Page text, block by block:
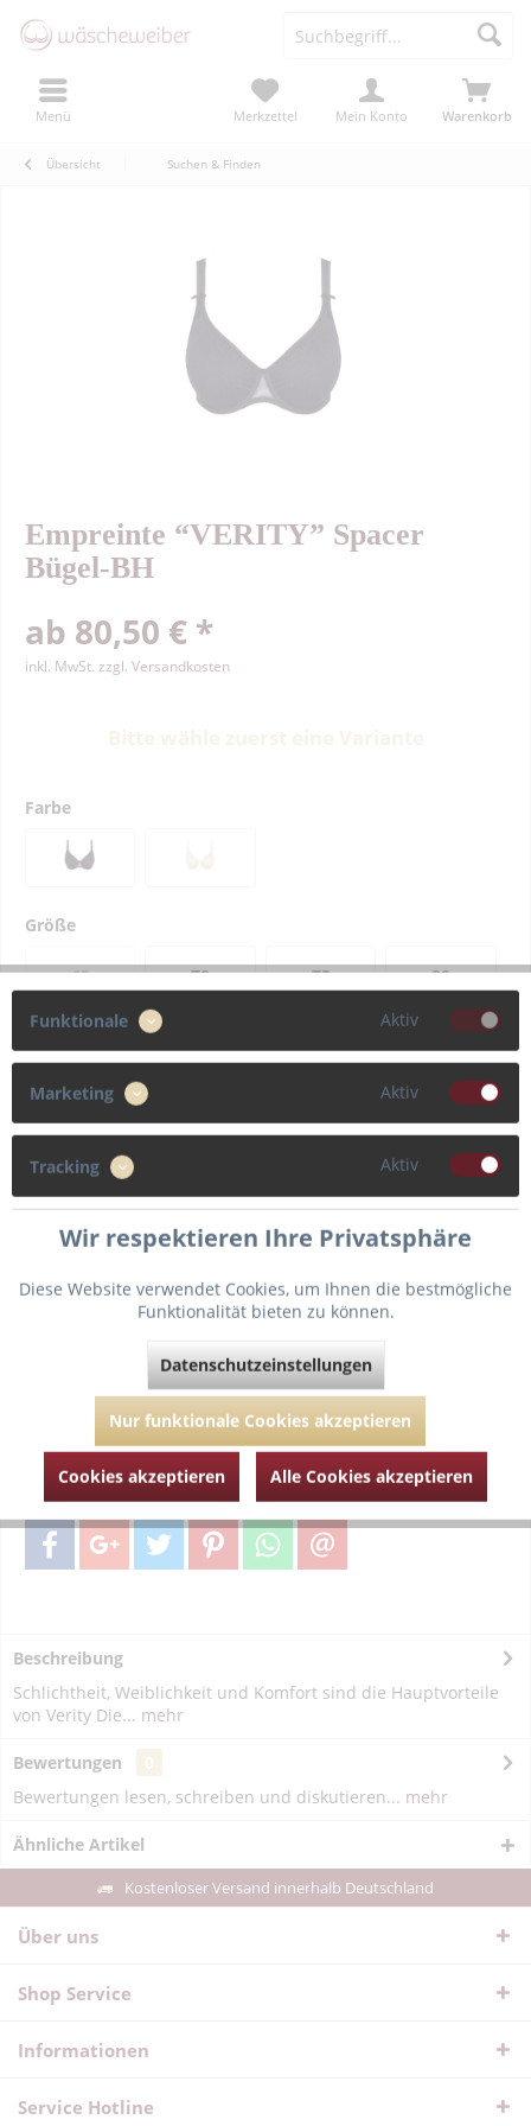
Menü Warenkorb
Merkzettel Mein Konto
Übersicht Suchen & Finden
Empreinte “VERITY” Spacer
Bügel-BH
ab 80,50 € *
inkl. MwSt. zzgl. Versandkosten
Farbe
Größe
65 70 75 80
85 90 95
F
D E
Merken Fragen zum Artikel?
Artikel-Nr.: 40173-ardoise-80-F
Beschreibung
Schlichtheit, Weiblichkeit und Komfort sind die Hauptvorteile
von Verity Die... mehr
Bewertungen
Bewertungen lesen, schreiben und diskutieren... mehr
Ähnliche Artikel
Kostenloser Versand innerhalb Deutschland
Über uns
Shop Service
Informationen
Service Hotline
Funktionale Aktiv
Marketing Aktiv
Tracking Aktiv
Wir respektieren Ihre Privatsphäre
Diese Website verwendet Cookies, um Ihnen die bestmögliche
Funktionalität bieten zu können.
Datenschutzeinstellungen
Nur funktionale Cookies akzeptieren
Cookies akzeptieren Alle Cookies akzeptieren